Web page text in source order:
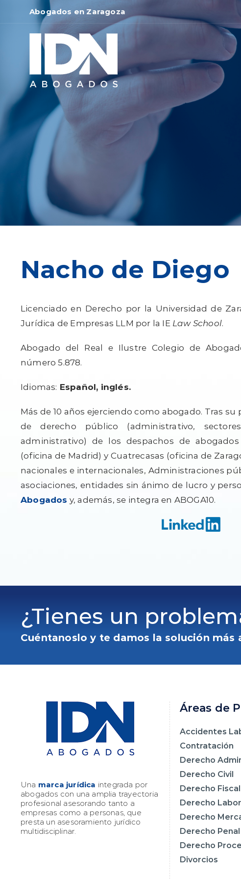
contenido
Abogados en Zaragoza
Nacho de Diego
Licenciado en Derecho por la Universidad de
Jurídica de Empresas LLM por la IE Law School.
Abogado del Real e Ilustre Colegio de
número 5.878.
Idiomas: Español, inglés.
Más de 10 años ejerciendo como abogado. Tras
de derecho público (administrativo,
administrativo) de los despachos de
(oficina de Madrid) y Cuatrecasas (oficina de
nacionales e internacionales, Administraciones
asociaciones, entidades sin ánimo de lucro y
Abogados y, además, se integra en ABOGA10.
¿Tienes un
Cuéntanoslo y te damos la solución más
Una marca jurídica integrada por
abogados con una amplia trayectoria
profesional asesorando tanto a
empresas como a personas, que
presta un asesoramiento jurídico
multidisciplinar.
Áreas de
Accidentes
Contratación
Derecho
Derecho Civil
Derecho Fiscal
Derecho
Derecho
Derecho Penal
Derecho
Divorcios